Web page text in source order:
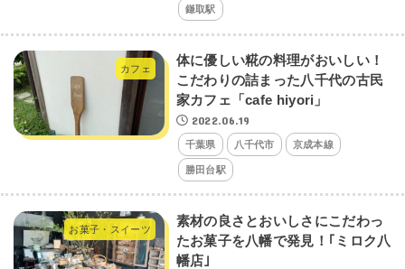
鎌取駅
カフェ
体に優しい糀の料理がおいしい！
こだわりの詰まった八千代の古民
家カフェ「cafe hiyori」
2022.06.19
千葉県 八千代市 京成本線
勝田台駅
お菓子・スイーツ
素材の良さとおいしさにこだわっ
たお菓子を八幡で発見！｢ミロク八
幡店｣